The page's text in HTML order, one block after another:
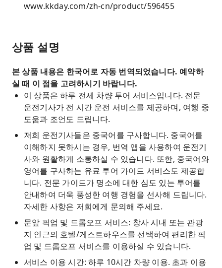
www.kkday.com/zh-cn/product/596455
상품 설명
본 상품 내용은 한국어로 자동 번역되었습니다. 예약하
실 때 이 점을 고려하시기 바랍니다.
이 상품은 하루 전세 차량 투어 서비스입니다. 전문
운전기사가 전 시간 운전 서비스를 제공하며, 여행 중
도움과 조언도 드립니다.
저희 운전기사들은 중국어를 구사합니다. 중국어를
이해하지 못하시는 경우, 번역 앱을 사용하여 운전기
사와 원활하게 소통하실 수 있습니다. 또한, 중국어와
영어를 구사하는 유료 투어 가이드 서비스도 제공합
니다. 전문 가이드가 명소에 대한 심도 있는 투어를
안내하여 더욱 풍성한 여행 경험을 선사해 드립니다.
자세한 사항은 저희에게 문의해 주세요.
문앞 픽업 및 드롭오프 서비스: 창사 시내 또는 관광
지 인근의 호텔/게스트하우스를 선택하여 편리한 픽
업 및 드롭오프 서비스를 이용하실 수 있습니다.
서비스 이용 시간: 하루 10시간 차량 이용. 초과 이용